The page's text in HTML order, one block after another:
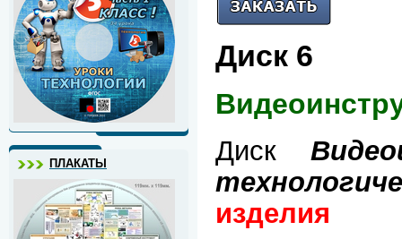
ПЛАКАТЫ
Диск 6
Диск
изделия